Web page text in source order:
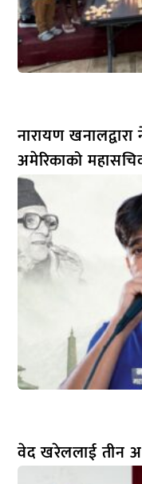
नारायण
अमेरिकाको
वेद खरेललाई तीन